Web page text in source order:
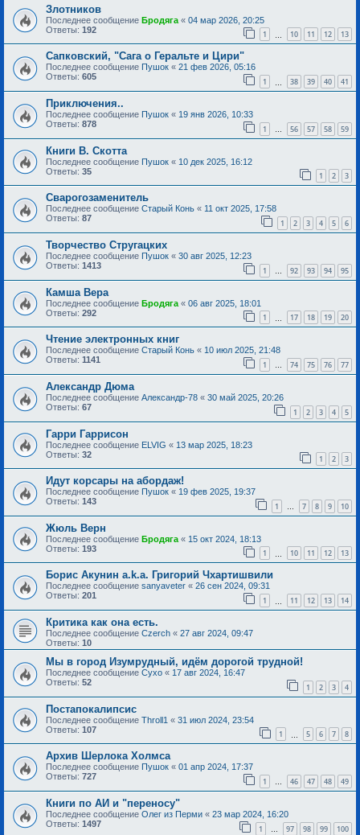
Злотников
Последнее сообщение Бродяга « 04 мар 2026, 20:25
Ответы: 192 1 10 11 12 13
Сапковский, "Сага о Геральте и Цири"
Последнее сообщение Пушок « 21 фев 2026, 05:16
Ответы: 605 1 38 39 40 41
Приключения..
Последнее сообщение Пушок « 19 янв 2026, 10:33
Ответы: 878 1 … 56 57 58 59
Книги В. Скотта
Последнее сообщение Пушок « 10 дек 2025, 16:12
Ответы: 35 1 2 3
Сварогозаменитель
Последнее сообщение Старый Конь « 11 окт 2025, 17:58
Ответы: 87 1 2 3 4 5 6
Творчество Стругацких
Последнее сообщение Пушок « 30 авг 2025, 12:23
Ответы: 1413 1 … 92 93 94 95
Камша Вера
Последнее сообщение Бродяга « 06 авг 2025, 18:01
Ответы: 292 1 17 18 19 20
Чтение электронных книг
Последнее сообщение Старый Конь « 10 июл 2025, 21:48
Ответы: 1141 1 … 74 75 76 77
Александр Дюма
Последнее сообщение Александр-78 « 30 май 2025, 20:26
Ответы: 67 1 2 3 4 5
Гарри Гаррисон
Последнее сообщение ELVIG « 13 мар 2025, 18:23
Ответы: 32 1 2 3
Идут корсары на абордаж!
Последнее сообщение Пушок « 19 фев 2025, 19:37
Ответы: 143 1 … 7 8 9 10
Жюль Верн
Последнее сообщение Бродяга « 15 окт 2024, 18:13
Ответы: 193 1 10 11 12 13
Борис Акунин a.k.a. Григорий Чхартишвили
Последнее сообщение sanyaveter « 26 сен 2024, 09:31
Ответы: 201 1 11 12 13 14
Критика как она есть.
Последнее сообщение Czerch « 27 авг 2024, 09:47
Ответы: 10
Мы в город Изумрудный, идём дорогой трудной!
Последнее сообщение Сухо « 17 авг 2024, 16:47
Ответы: 52 1 2 3 4
Постапокалипсис
Последнее сообщение Throll1 « 31 июл 2024, 23:54
Ответы: 107 1 5 6 7 8
Архив Шерлока Холмса
Последнее сообщение Пушок « 01 апр 2024, 17:37
Ответы: 727 1 … 46 47 48 49
Книги по АИ и "переносу"
Последнее сообщение Олег из Перми « 23 мар 2024, 16:20
Ответы: 1497 1 … 97 98 99 100